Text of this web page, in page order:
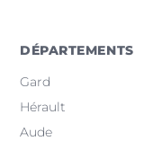
DÉPARTEMENTS
Gard
Hérault
Aude